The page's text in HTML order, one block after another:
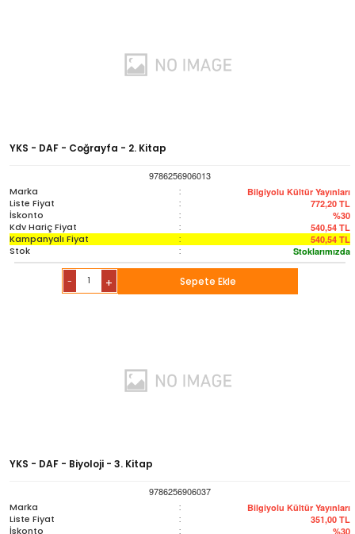
YKS - DAF - Coğrayfa - 2. Kitap
9786256906013
Marka
: Bilgiyolu Kültür Yayınları
Liste Fiyat : 772,20 TL
İskonto : %30
Kdv Hariç Fiyat : 540,54 TL
Kampanyalı Fiyat : 540,54 TL
Stok : Stoklarımızda
- + Sepete Ekle
YKS - DAF - Biyoloji - 3. Kitap
9786256906037
Marka
: Bilgiyolu Kültür Yayınları
Liste Fiyat : 351,00 TL
İskonto : %30